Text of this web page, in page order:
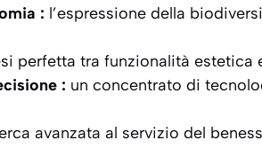
: l’espressione della
perfetta tra funzionalità estetica
: un concentrato di
avanzata al servizio del